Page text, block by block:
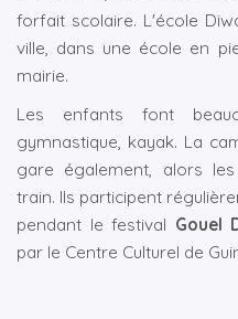
forfait scolaire. L'école
ville, dans une école en
mairie.
Les enfants font
gymnastique, kayak. La
gare également, alors
train. Ils participent
pendant le festival Gouel
par le Centre Culturel de